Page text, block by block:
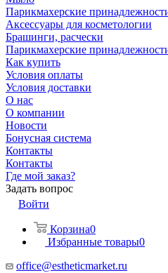
Парикмахерские
Аксессуары для косметологии
Брашинги, расчески
Парикмахерские
Как купить
Условия оплаты
Условия доставки
О нас
О компании
Новости
Бонусная система
Контакты
Контакты
Где мой заказ?
Задать вопрос
Войти
Корзина0
Избранные товары0
office@estheticmarket.ru